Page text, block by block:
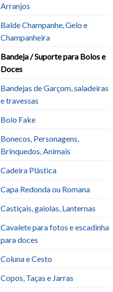
Arranjos
Balde Champanhe, Gelo e
Champanheira
Bandeja / Suporte para Bolos e
Doces
Bandejas de Garçom, saladeiras
e travessas
Bolo Fake
Bonecos, Personagens,
Brinquedos, Animais
Cadeira Plástica
Capa Redonda ou Romana
Castiçais, gaiolas, Lanternas
Cavalete para fotos e escadinha
para doces
Coluna e Cesto
Copos, Taças e Jarras
Add to
wishlist